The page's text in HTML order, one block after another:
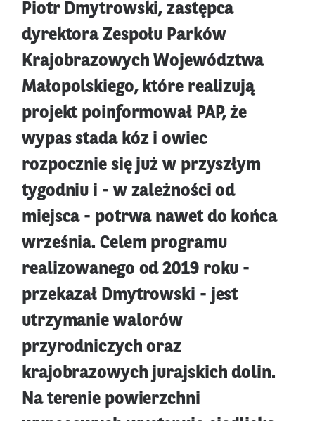
Piotr Dmytrowski, zastępca
dyrektora Zespołu Parków
Krajobrazowych Województwa
Małopolskiego, które realizują
projekt poinformował PAP, że
wypas stada kóz i owiec
rozpocznie się już w przyszłym
tygodniu i - w zależności od
miejsca - potrwa nawet do końca
września. Celem programu
realizowanego od 2019 roku -
przekazał Dmytrowski - jest
utrzymanie walorów
przyrodniczych oraz
krajobrazowych jurajskich dolin.
Na terenie powierzchni